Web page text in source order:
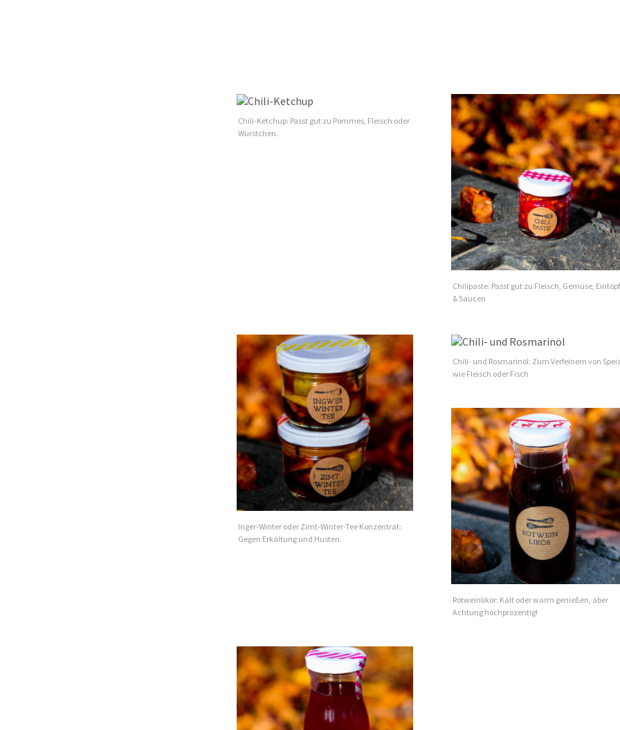
Chili-Ketchup: Passt gut zu Pommes, Fleisch oder
Würstchen.
Chilipaste: Passt gut zu Fleisch, Gemüse,
& Saucen
Inger-Winter oder Zimt-Winter-Tee Konzentrat:
Gegen Erkältung und Husten.
Chili- und Rosmarinöl: Zum Verfeinern von
wie Fleisch oder Fisch
Rotweinlikör: Kalt oder warm genießen, aber
Achtung hochprozentig!